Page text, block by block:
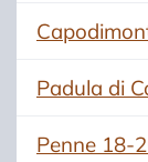
(si apre in
Padula di
(si apre in
Penne 18-
(si apre in